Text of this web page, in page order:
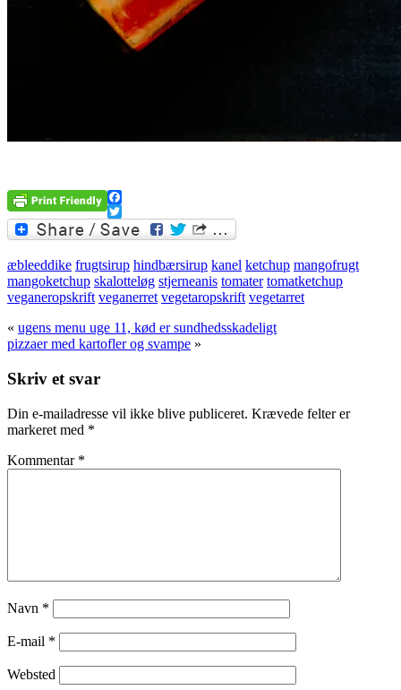
Facebook
Twitter
æbleeddike frugtsirup hindbærsirup kanel ketchup mangofrugt
mangoketchup skalotteløg stjerneanis tomater tomatketchup
veganeropskrift veganerret vegetaropskrift vegetarret
« ugens menu uge 11, kød er sundhedsskadeligt
pizzaer med kartofler og svampe »
Skriv et svar
Din e-mailadresse vil ikke blive publiceret. Krævede felter er
markeret med *
Kommentar *
Navn *
E-mail *
Websted